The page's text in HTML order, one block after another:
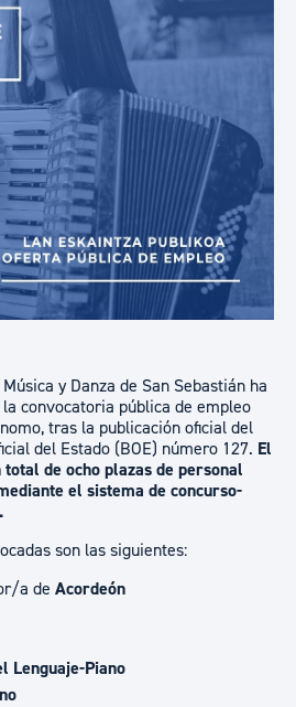
y Danza de San Sebastián ha
convocatoria pública de empleo
tras la publicación oficial del
del Estado (BOE) número 127. El
de ocho plazas de personal
el sistema de concurso-
son las siguientes:
a de Acordeón
Lenguaje-Piano